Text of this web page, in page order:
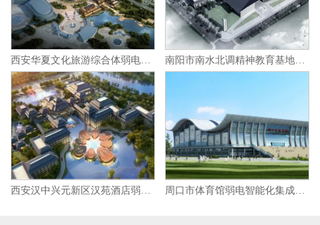
西安汉中兴元新区汉苑酒店弱电智能化集成项目 周口市体育馆弱电智能化集成项目